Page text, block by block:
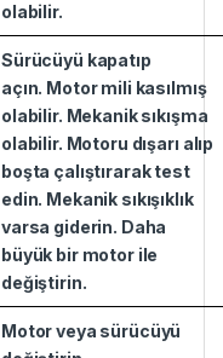
olabilir.
Sürücüyü kapatıp
açın. Motor mili kasılmış
olabilir. Mekanik sıkışma
olabilir. Motoru dışarı alıp
boşta çalıştırarak test
edin. Mekanik sıkışıklık
varsa giderin. Daha
büyük bir motor ile
değiştirin.
Motor veya sürücüyü